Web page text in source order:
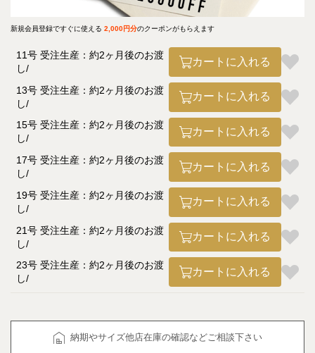
新規会員登録ですぐに使える 2,000円分のクーポンがもらえます
11号 受注生産：約2ヶ月後のお渡
し
カートに入れる
13号 受注生産：約2ヶ月後のお渡
し
カートに入れる
15号 受注生産：約2ヶ月後のお渡
し
カートに入れる
17号 受注生産：約2ヶ月後のお渡
し
カートに入れる
19号 受注生産：約2ヶ月後のお渡
し
カートに入れる
21号 受注生産：約2ヶ月後のお渡
し
カートに入れる
23号 受注生産：約2ヶ月後のお渡
し
カートに入れる
納期やサイズ他店在庫の確認などご相談下さい